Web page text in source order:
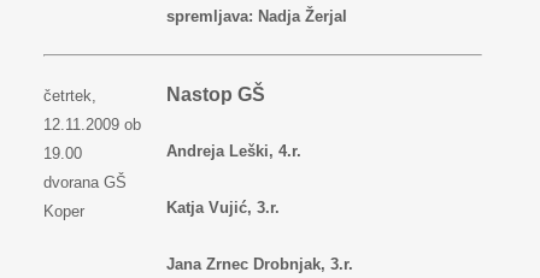
spremljava: Nadja Žerjal
četrtek,
12.11.2009 ob
19.00
dvorana GŠ
Koper
Nastop GŠ
Andreja Leški, 4.r.
Katja Vujić, 3.r.
Jana Zrnec Drobnjak, 3.r.